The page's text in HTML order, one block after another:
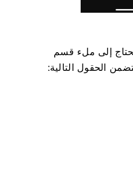
إلى ملء قسم
الحقول التالية: